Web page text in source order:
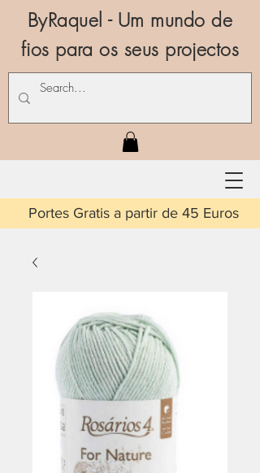
ByRaquel - Um mundo de
fios para os seus projectos
a partir de 45 Euros